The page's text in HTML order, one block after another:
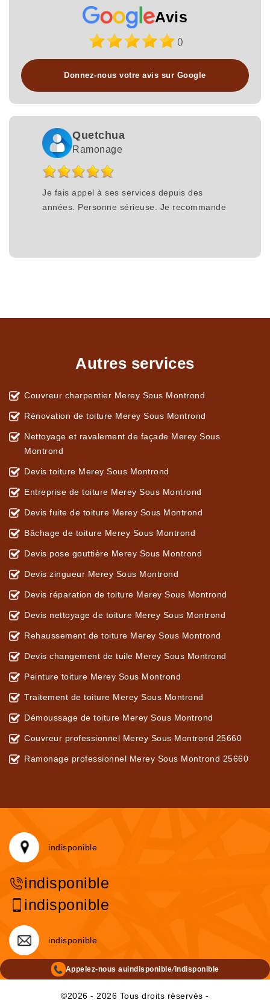
Avis
()
Donnez-nous votre avis sur Google
Quetchua
Ramonage
Je fais appel à ses services depuis des
années. Personne sérieuse. Je recommande
Autres services
Couvreur charpentier Merey Sous Montrond
Rénovation de toiture Merey Sous Montrond
Nettoyage et ravalement de façade Merey Sous
Montrond
Devis toiture Merey Sous Montrond
Entreprise de toiture Merey Sous Montrond
Devis fuite de toiture Merey Sous Montrond
Bâchage de toiture Merey Sous Montrond
Devis pose gouttière Merey Sous Montrond
Devis zingueur Merey Sous Montrond
Devis réparation de toiture Merey Sous Montrond
Devis nettoyage de toiture Merey Sous Montrond
Rehaussement de toiture Merey Sous Montrond
Devis changement de tuile Merey Sous Montrond
Peinture toiture Merey Sous Montrond
Traitement de toiture Merey Sous Montrond
Démoussage de toiture Merey Sous Montrond
Couvreur professionnel Merey Sous Montrond 25660
Ramonage professionnel Merey Sous Montrond 25660
indisponible
indisponible
indisponible
indisponible
Appelez-nous auindisponible/indisponible
©2026 - 2026 Tous droits réservés -